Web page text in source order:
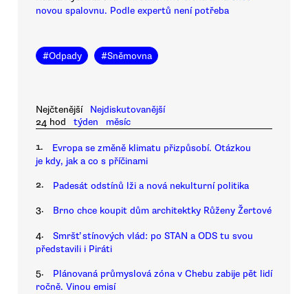
novou spalovnu. Podle expertů není potřeba
#Odpady #Sněmovna
Nejčtenější
Nejdiskutovanější
24 hod
týden měsíc
1.
Evropa se změně klimatu přizpůsobí. Otázkou
je kdy, jak a co s příčinami
2. Padesát odstínů lži a nová nekulturní politika
3. Brno chce koupit dům architektky Růženy Žertové
4.
Smršť stínových vlád: po STAN a ODS tu svou
představili i Piráti
5.
Plánovaná průmyslová zóna v Chebu zabije pět lidí
ročně. Vinou emisí